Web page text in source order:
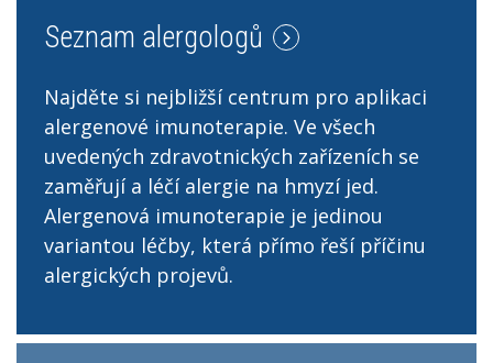
Seznam alergologů
Najděte si nejbližší centrum pro aplikaci
alergenové imunoterapie. Ve všech
uvedených zdravotnických zařízeních se
zaměřují a léčí alergie na hmyzí jed.
Alergenová imunoterapie je jedinou
variantou léčby, která přímo řeší příčinu
alergických projevů.